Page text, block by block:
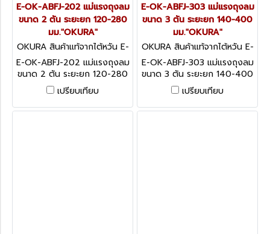
E-OK-ABFJ-202 แม่แรงถุงลม
ขนาด 2 ตัน ระยะยก 120-280
มม."OKURA"
OKURA สินค้าแท้จากไต้หวัน E-
OK-ABFJ-202
E-OK-ABFJ-202 แม่แรงถุงลม
ขนาด 2 ตัน ระยะยก 120-280
มม."OKURA"
เปรียบเทียบ
E-OK-ABFJ-303 แม่แรงถุงลม
ขนาด 3 ตัน ระยะยก 140-400
มม."OKURA"
OKURA สินค้าแท้จากไต้หวัน E-
OK-ABFJ-303
E-OK-ABFJ-303 แม่แรงถุงลม
ขนาด 3 ตัน ระยะยก 140-400
มม."OKURA"
เปรียบเทียบ